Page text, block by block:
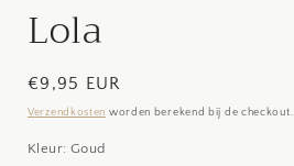
Lola
Normale
prijs
€9,95 EUR
Verzendkosten worden berekend bij de checkout.
Kleur: Goud